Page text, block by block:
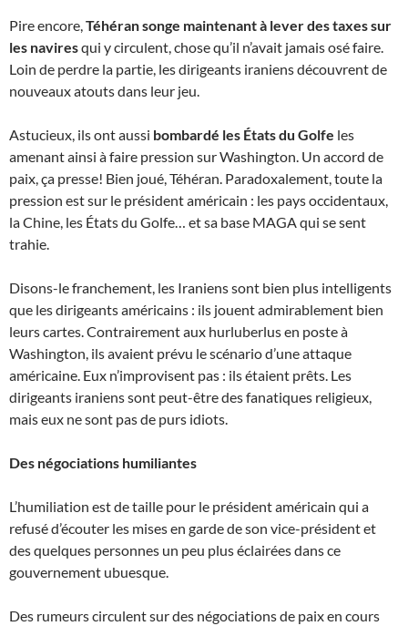
Pire encore,Téhéran songe maintenant à lever des taxes sur
les naviresqui y circulent, chose qu’il n’avait jamais osé faire.
Loin de perdre la partie, les dirigeants iraniens découvrent de
nouveaux atouts dans leur jeu.
Astucieux, ils ont aussi bombardé les États du Golfe les
amenant ainsi à faire pression sur Washington. Un accord de
paix, ça presse! Bien joué, Téhéran. Paradoxalement, toute la
pression est sur le président américain : les pays occidentaux,
la Chine, les États du Golfe… et sa base MAGA qui se sent
trahie.
Disons-le franchement, les Iraniens sont bien plus intelligents
que les dirigeants américains : ils jouent admirablement bien
leurs cartes. Contrairement aux hurluberlus en poste à
Washington, ils avaient prévu le scénario d’une attaque
américaine. Eux n’improvisent pas : ils étaient prêts. Les
dirigeants iraniens sont peut-être des fanatiques religieux,
mais eux ne sont pas de purs idiots.
Des négociations humiliantes
L’humiliation est de taille pour le président américain qui a
refusé d’écouter les mises en garde de son vice-président et
des quelques personnes un peu plus éclairées dans ce
gouvernement ubuesque.
Des rumeurs circulent sur des négociations de paix en cours